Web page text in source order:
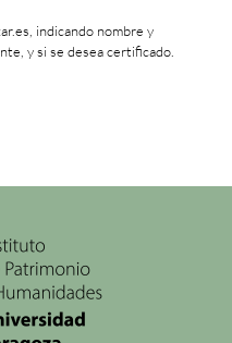
indicando nombre y
y si se desea certificado.